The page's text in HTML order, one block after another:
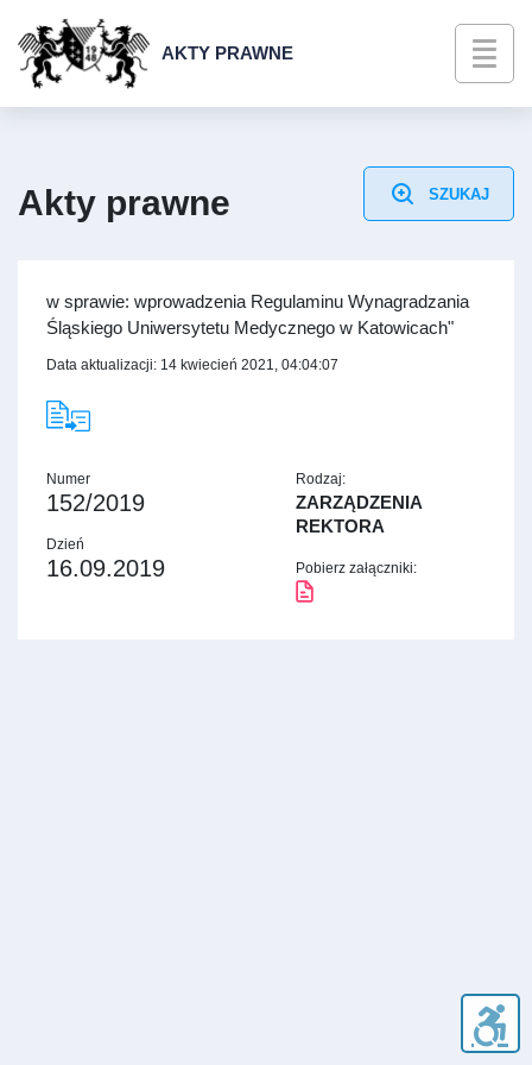
AKTY PRAWNE
SZUKAJ
Akty prawne
Numer
152/2019
Dzień
16.09.2019
w sprawie: wprowadzenia Regulaminu Wynagradzania
Śląskiego Uniwersytetu Medycznego w Katowicach"
Data aktualizacji: 14 kwiecień 2021, 04:04:07
Rodzaj:
ZARZĄDZENIA
REKTORA
Pobierz załączniki: